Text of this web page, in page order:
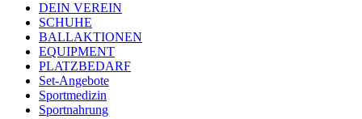
DEIN VEREIN
SCHUHE
BALLAKTIONEN
EQUIPMENT
PLATZBEDARF
Set-Angebote
Sportmedizin
Sportnahrung